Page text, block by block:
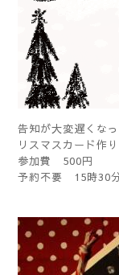
告知が大変遅くな
リスマスカード作
参加費 500円
予約不要 15時30分